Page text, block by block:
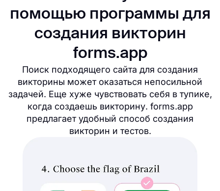
помощью программы для
создания викторин
forms.app
Поиск подходящего сайта для создания
викторины может оказаться непосильной
задачей. Еще хуже чувствовать себя в тупике,
когда создаешь викторину. forms.app
предлагает удобный способ создания
викторин и тестов.